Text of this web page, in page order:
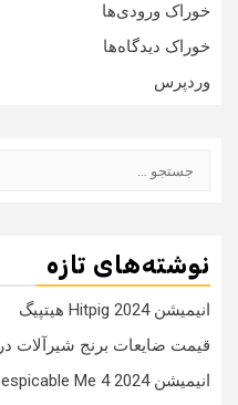
خوراک ورودی‌ها
خوراک دیدگاه‌ها
وردپرس
نوشته‌های تازه
انیمیشن Hitpig 2024 هیتپیگ
قیمت ضایعات برنج شیرآلات در 1403
انیمیشن Despicable Me 4 2024 من نفرت انگیز 4